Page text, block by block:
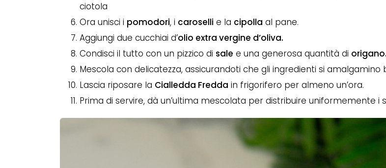
ciotola
Ora unisci i pomodori, i caroselli e la cipolla al pane.
Aggiungi due cucchiai d’olio extra vergine d’oliva.
Condisci il tutto con un pizzico di sale e una generosa quantità di origano.
Mescola con delicatezza, assicurandoti che gli ingredienti si amalgamino
Lascia riposare la Cialledda Fredda in frigorifero per almeno un’ora.
Prima di servire, dà un’ultima mescolata per distribuire uniformemente i